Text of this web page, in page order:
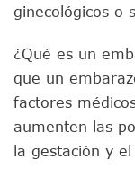
ginecológicos o
¿Qué es un
que un
factores
aumenten las
la gestación y el